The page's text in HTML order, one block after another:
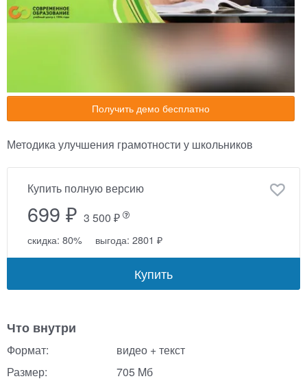
Получить демо бесплатно
Методика улучшения грамотности у школьников
Купить полную версию
699 ₽ 3 500 ₽
скидка: 80% выгода: 2801 ₽
Купить
Что внутри
Формат:
видео + текст
Размер:
705 Mб